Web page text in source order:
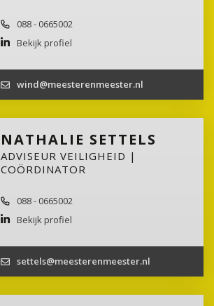
088 - 0665002
Bekijk profiel
wind@meesterenmeester.nl
NATHALIE SETTELS
ADVISEUR VEILIGHEID |
COÖRDINATOR
088 - 0665002
Bekijk profiel
settels@meesterenmeester.nl